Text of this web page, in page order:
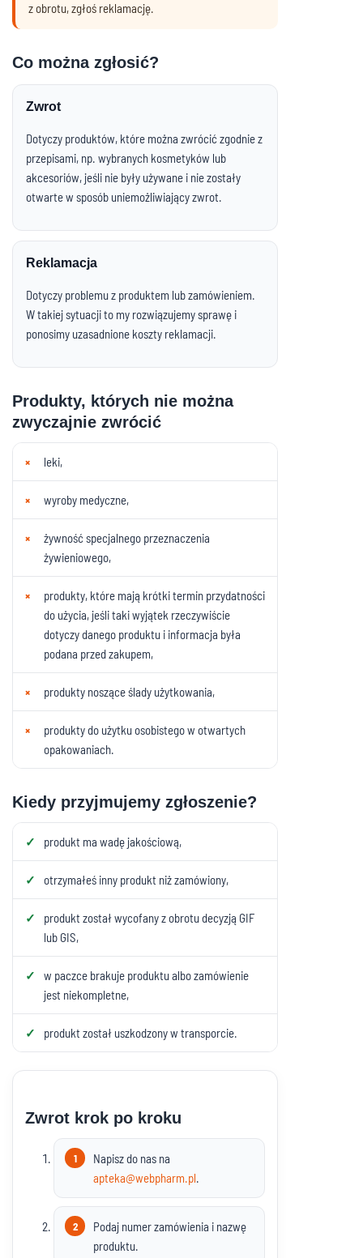
z obrotu, zgłoś reklamację.
Co można zgłosić?
Zwrot
Dotyczy produktów, które można zwrócić zgodnie z
przepisami, np. wybranych kosmetyków lub
akcesoriów, jeśli nie były używane i nie zostały
otwarte w sposób uniemożliwiający zwrot.
Reklamacja
Dotyczy problemu z produktem lub zamówieniem.
W takiej sytuacji to my rozwiązujemy sprawę i
ponosimy uzasadnione koszty reklamacji.
Produkty, których nie można
zwyczajnie zwrócić
leki,
wyroby medyczne,
żywność specjalnego przeznaczenia
żywieniowego,
produkty, które mają krótki termin przydatności
do użycia, jeśli taki wyjątek rzeczywiście
dotyczy danego produktu i informacja była
podana przed zakupem,
produkty noszące ślady użytkowania,
produkty do użytku osobistego w otwartych
opakowaniach.
Kiedy przyjmujemy zgłoszenie?
produkt ma wadę jakościową,
otrzymałeś inny produkt niż zamówiony,
produkt został wycofany z obrotu decyzją GIF
lub GIS,
w paczce brakuje produktu albo zamówienie
jest niekompletne,
produkt został uszkodzony w transporcie.
Zwrot krok po kroku
Napisz do nas na
apteka@webpharm.pl.
Podaj numer zamówienia i nazwę
produktu.